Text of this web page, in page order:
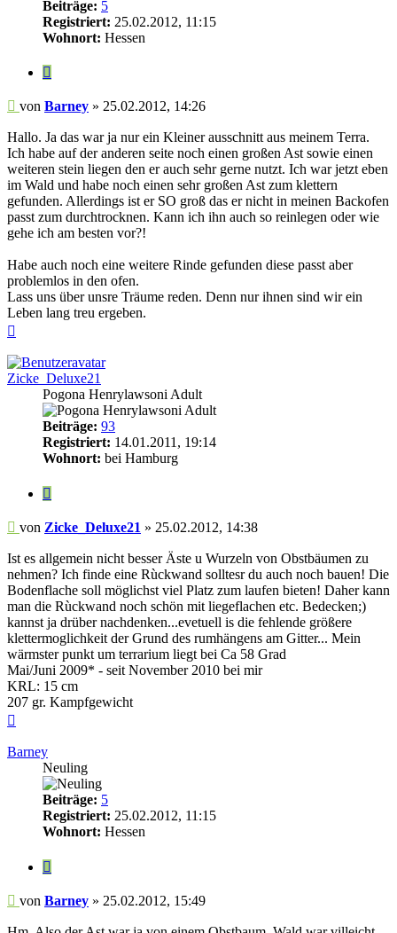
Beiträge: 5
Registriert: 25.02.2012, 11:15
Wohnort: Hessen
Zitieren
Beitrag
von Barney » 25.02.2012, 14:26
Hallo. Ja das war ja nur ein Kleiner ausschnitt aus meinem Terra.
Ich habe auf der anderen seite noch einen großen Ast sowie einen
weiteren stein liegen den er auch sehr gerne nutzt. Ich war jetzt eben
im Wald und habe noch einen sehr großen Ast zum klettern
gefunden. Allerdings ist er SO groß das er nicht in meinen Backofen
passt zum durchtrocknen. Kann ich ihn auch so reinlegen oder wie
gehe ich am besten vor?!
Habe auch noch eine weitere Rinde gefunden diese passt aber
problemlos in den ofen.
Lass uns über unsre Träume reden. Denn nur ihnen sind wir ein
Leben lang treu ergeben.
Zicke_Deluxe21
Pogona Henrylawsoni Adult
Beiträge: 93
Registriert: 14.01.2011, 19:14
Wohnort: bei Hamburg
Zitieren
Beitrag
von Zicke_Deluxe21 » 25.02.2012, 14:38
Ist es allgemein nicht besser Äste u Wurzeln von Obstbäumen zu
nehmen? Ich finde eine Rùckwand solltesr du auch noch bauen! Die
Bodenflache soll möglichst viel Platz zum laufen bieten! Daher kann
man die Rùckwand noch schön mit liegeflachen etc. Bedecken;)
kannst ja drüber nachdenken...evetuell is die fehlende größere
klettermoglichkeit der Grund des rumhängens am Gitter... Mein
wärmster punkt um terrarium liegt bei Ca 58 Grad
Mai/Juni 2009* - seit November 2010 bei mir
KRL: 15 cm
207 gr. Kampfgewicht
Barney
Neuling
Beiträge: 5
Registriert: 25.02.2012, 11:15
Wohnort: Hessen
Zitieren
Beitrag
von Barney » 25.02.2012, 15:49